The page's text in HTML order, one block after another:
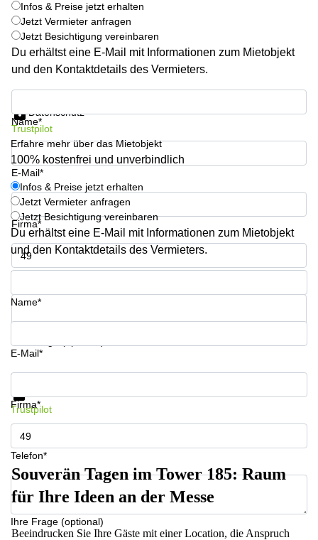
Hamburg
Büro
mieten
Berlin
Mitte
Dortmund
Tagungsraum
München
Büro
Mannheim
mieten
Büro
mieten
Nürnberg
Berlin
Coworking
Europaplatz
2 Berlin
Regus
Frankfurter
Hohenstaufenring
62 Köln
Erna-
Scheffler-
Str. 1A
Köln
Hohenzollernring
57 Koln
Ludwig-
Erhard-
Hamburg
Infos & Preise jetzt erhalten
Jetzt Vermieter anfragen
Jetzt Besichtigung vereinbaren
Du erhältst eine E-Mail mit Informationen zum Mietobjekt
und den Kontaktdetails des Vermieters.
Name*
E-Mail*
Firma*
Telefon*
Datenschutz
Trustpilot
Erfahre mehr über das Mietobjekt
100% kostenfrei und unverbindlich
Infos & Preise jetzt erhalten
Jetzt Vermieter anfragen
Jetzt Besichtigung vereinbaren
Du erhältst eine E-Mail mit Informationen zum Mietobjekt
und den Kontaktdetails des Vermieters.
Name*
E-Mail*
Firma*
Telefon*
Ihre Frage (optional)
Infos & Preise jetzt erhalten
Trustpilot
Souverän Tagen im Tower 185: Raum
für Ihre Ideen an der Messe
Beeindrucken Sie Ihre Gäste mit einer Location, die Anspruch